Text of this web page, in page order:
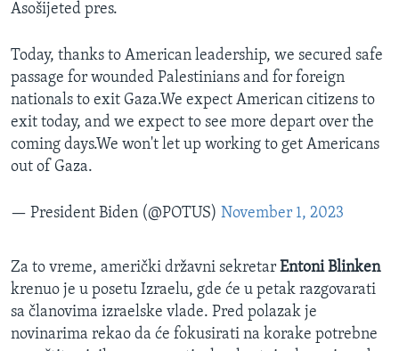
Asošijeted pres.
Today, thanks to American leadership, we secured safe
passage for wounded Palestinians and for foreign
nationals to exit Gaza.We expect American citizens to
exit today, and we expect to see more depart over the
coming days.We won't let up working to get Americans
out of Gaza.
— President Biden (@POTUS) November 1, 2023
Za to vreme, američki državni sekretar Entoni Blinken
krenuo je u posetu Izraelu, gde će u petak razgovarati
sa članovima izraelske vlade. Pred polazak je
novinarima rekao da će fokusirati na korake potrebne